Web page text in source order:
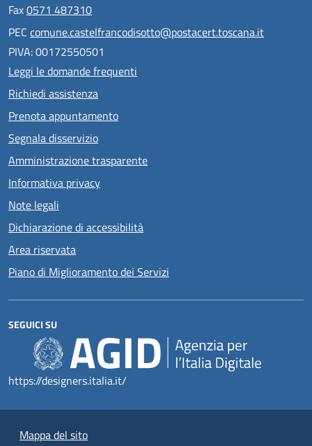
Fax0571 487310
PEC comune.castelfrancodisotto@postacert.toscana.it
PIVA: 00172550501
Leggi le domande frequenti
Richiedi assistenza
Prenota appuntamento
Segnala disservizio
Amministrazione trasparente
Informativa privacy
Note legali
Dichiarazione di accessibilità
Area riservata
Piano di Miglioramento dei Servizi
SEGUICI SU
https://designers.italia.it/
Mappa del sito